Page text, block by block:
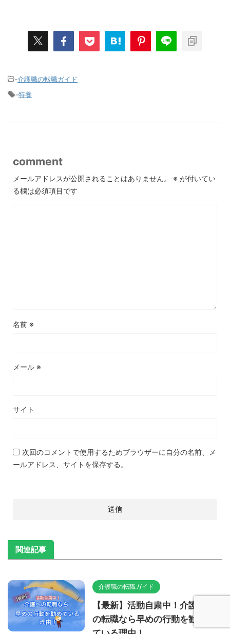
-介護職の転職ガイド
-特養
comment
メールアドレスが公開されることはありません。 ※ が付いてい
る欄は必須項目です
名前 ※
メール ※
サイト
次回のコメントで使用するためブラウザーに自分の名前、メ
ールアドレス、サイトを保存する。
関連記事
介護職の転職ガイド
【最新】活動自粛中！介護へ
の転職なら早めの行動を勧め